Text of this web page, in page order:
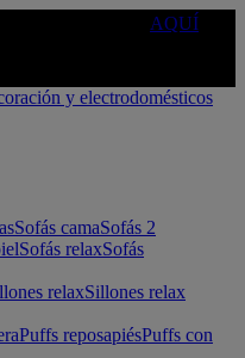
AQUÍ
Sofás camaSofás 2
Sofás relaxSofás
relaxSillones relax
Puffs reposapiésPuffs con